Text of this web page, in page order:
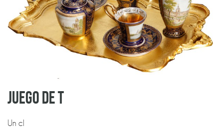
JUEGO DE T
Un cl